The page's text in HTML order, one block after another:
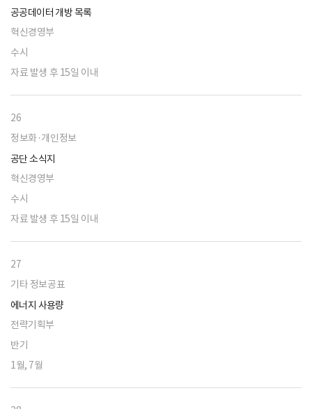
공공데이터 개방 목록
혁신경영부
수시
자료 발생 후 15일 이내
26
정보화·개인정보
공단 소식지
혁신경영부
수시
자료 발생 후 15일 이내
27
기타 정보공표
에너지 사용량
전략기획부
반기
1월, 7월